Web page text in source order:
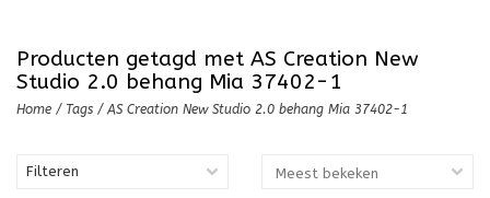
Producten getagd met AS Creation New
Studio 2.0 behang Mia 37402-1
Home / Tags / AS Creation New Studio 2.0 behang Mia 37402-1
Filteren